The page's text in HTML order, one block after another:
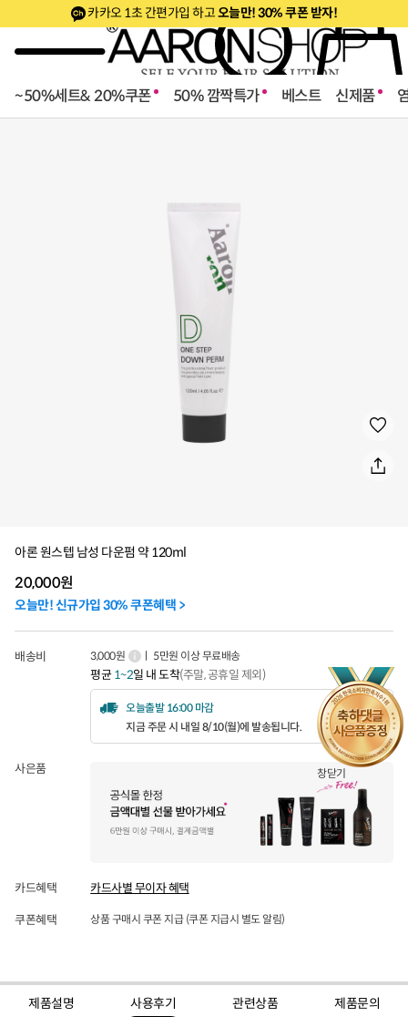
카카오 1초 간편가입 하고오늘만! 30% 쿠폰 받자!
~50%세트& 20%쿠폰 50% 깜짝특가 베스트 신제품
창닫기
아론 원스텝 남성 다운펌 약 120ml
20,000원
오늘만! 신규가입 30% 쿠폰혜택 >
배송비 3,000원 ㅣ 5만원 이상 무료배송
평균1~2일 내 도착(주말, 공휴일 제외)
오늘출발 16:00 마감
지금 주문 시 내일 8/10(월)에 발송됩니다.
사은품
카드혜택 카드사별 무이자 혜택
쿠폰혜택 상품 구매시 쿠폰 지급 (쿠폰 지급시 별도 알림)
제품설명
사용후기
관련상품 제품문의